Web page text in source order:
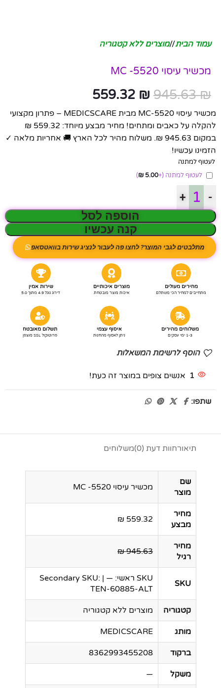
עמוד הבית/ מוצרים ללא קטגוריה
מכשיר עיסוי MC -5520
945.63₪
559.32 ₪
מכשיר עיסוי MC-5520 מבית MEDICSCARE – פתרון מקצועי
להקלה על כאבים ומתחים! מחיר מבצע מיוחד: 559.32 ₪
במקום 945.63 ₪. משלוח מהיר לכל הארץ 🚚 אחריות מלאה ✓
הזמינו עכשיו!
לעטוף למתנה
לעטוף למתנה (+
5.00
₪
)
-
+
הוספה לסל
קנה עכשיו
מתלבטים לגבי המוצר? לחצו פה לעבור לנציג שירות בוואטסאפ
מחירים מעולים
מתחייבים למחיר הכי משתלם
מוצרים איכותיים
איכות מוצר מובטחת
שירות אמין
דירוג גוגל 4.9 מתוך 5.0
משלוחים מהירים
1-3 ימי עסקים
איסוף עצמי
ניתן לאסוף מהחנות
תשלום מאובטח
פרוטוקול SSL מוצפן
הוסף לרשימת המשאלות
1 אנשים צופים במוצר זה כעת!
שתפו:
תיאורחוות דעת (0) משלוחים
שם
מוצר
מכשיר עיסוי MC -5520
מחיר
מבצע
559.32 ₪
מחיר
רגיל
945.63 ₪
SKU
SKU ראשי: — | Secondary SKU:
TEN-60885-ALT
קטגוריה מוצרים ללא קטגוריה
מותג MEDICSCARE
ברקוד 8362993455208
משקל —